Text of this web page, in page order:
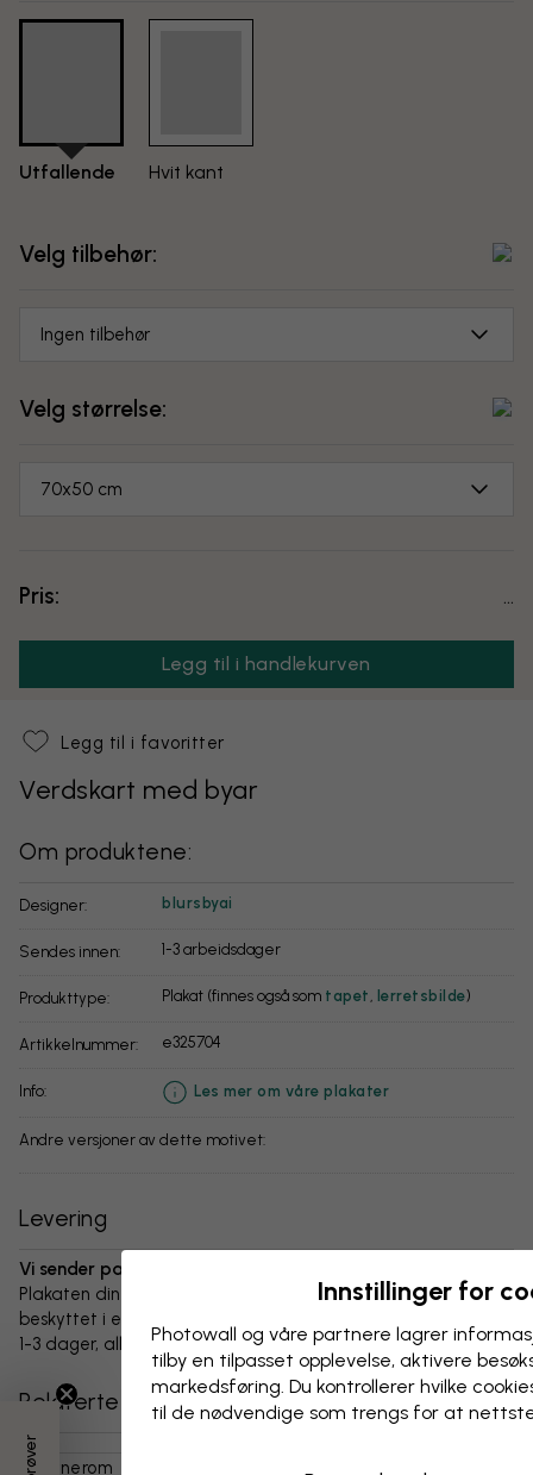
Utfallende Hvit kant
Velg tilbehør:
Ingen tilbehør
Velg størrelse:
70x50 cm
Pris:
Legg til i handlekurven
Legg til i favoritter
Verdskart med byar
Om produktene:
Designer: blursbyai
Sendes innen: 1-3 arbeidsdager
Produkttype: Plakat (finnes også som tapet lerretsbilde)
Artikkelnummer: e325704
info: Les mer om våre plakater
Andre versjoner av dette motivet:
Levering
Vi sender pakken innen 1-3 dager:
Plakaten din og alt tilbehør er nøye pakket og levert
beskyttet i en slitesterk bølgepappboks. Pakken sendes innen
1-3 dager, alltid med fri frakt.
Relaterte kategorier
Barnerom Verdenskart
Innstillinger for
Photowall og våre partnere lagrer
tilby en tilpasset opplevelse, aktivere
markedsføring. Du kontrollerer hvilke
til de nødvendige som trengs for at